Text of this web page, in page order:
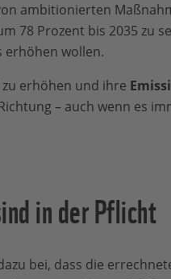
ambitionierten
78 Prozent bis 2035 zu
erhöhen wollen.
erhöhen und ihre
– auch wenn es
in der Pflicht
bei, dass die